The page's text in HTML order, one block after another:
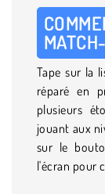
Tape sur la
réparé en
plusieurs
jouant aux
sur le
l'écran pour